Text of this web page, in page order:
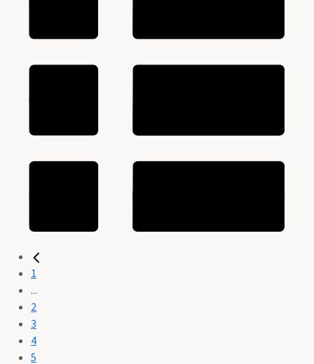
1
...
2
3
4
5